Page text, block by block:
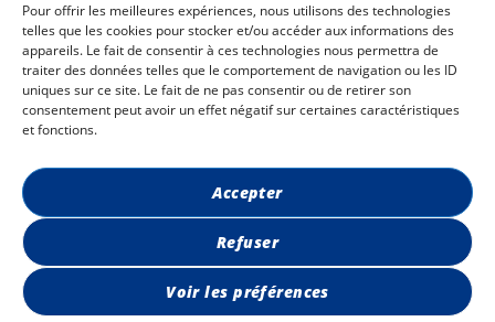
Pour offrir les meilleures expériences, nous utilisons des technologies
telles que les cookies pour stocker et/ou accéder aux informations des
appareils. Le fait de consentir à ces technologies nous permettra de
traiter des données telles que le comportement de navigation ou les ID
uniques sur ce site. Le fait de ne pas consentir ou de retirer son
consentement peut avoir un effet négatif sur certaines caractéristiques
et fonctions.
Accepter
Refuser
Voir les préférences
nos adhérents recrutent
Consulter les offres
retrouvez-nous sur les réseaux sociaux
Mentions légales Site développé parLa Coquille Web
Graphisme parStudio F&F Photos :Hélène Vauché